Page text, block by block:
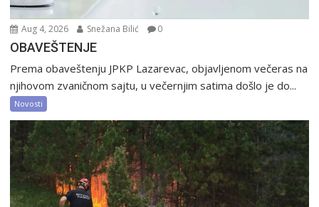
Aug 4, 2026 Snežana Bilić 0
OBAVEŠTENJE
Prema obaveštenju JPKP Lazarevac, objavljenom večeras na
njihovom zvaničnom sajtu, u večernjim satima došlo je do...
Novosti